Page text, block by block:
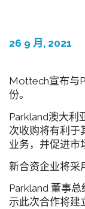
26 9 月, 2021
Mottech宣布与
份。
Parkland澳大利
次收购将有利于
业务，并促进市
新合资企业将采
Parkland 董事
示此次合作将建